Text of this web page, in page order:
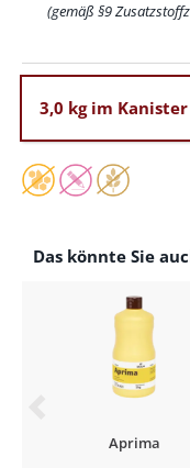
(gemäß §9
3,0 kg im Kanister
Das könnte Sie
Aprima